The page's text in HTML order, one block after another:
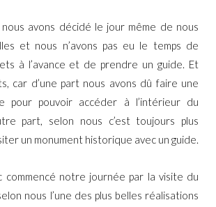
avons décidé le jour même de nous
et nous n’avons pas eu le temps de
à l’avance et de prendre un guide. Et
car d’une part nous avons dû faire une
pour pouvoir accéder à l’intérieur du
part, selon nous c’est toujours plus
un monument historique avec un guide.
commencé notre journée par la visite du
nous l’une des plus belles réalisations